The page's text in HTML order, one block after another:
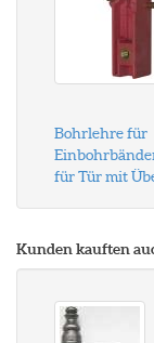
Bohrlehre für
für Tür mit
Kunden kauften